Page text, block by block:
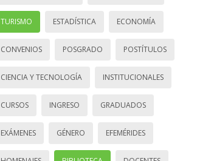
TURISMO ESTADÍSTICA ECONOMÍA
CONVENIOS POSGRADO POSTÍTULOS
CIENCIA Y TECNOLOGÍA INSTITUCIONALES
CURSOS INGRESO GRADUADOS
EXÁMENES GÉNERO EFEMÉRIDES